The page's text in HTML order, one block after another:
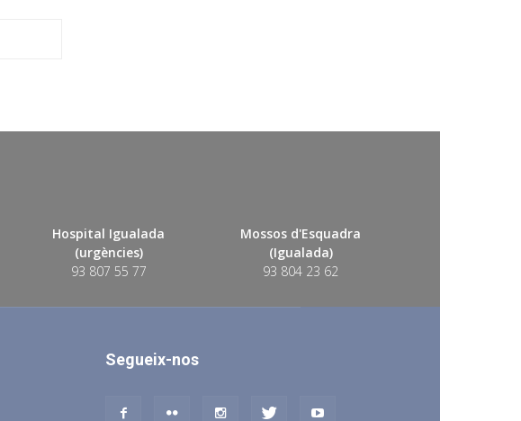
Hospital Igualada
(urgències)
93 807 55 77
Mossos d'Esquadra
(Igualada)
93 804 23 62
Segueix-nos